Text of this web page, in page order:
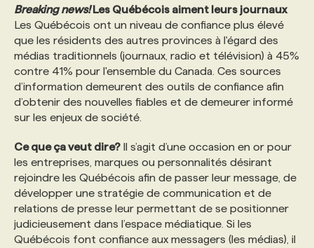
Breaking news!Les Québécois aiment leurs journaux
Les Québécois ont un niveau de confiance plus élevé
que les résidents des autres provinces à l'égard des
médias traditionnels (journaux, radio et télévision) à 45%
contre 41% pour l'ensemble du Canada. Ces sources
d’information demeurent des outils de confiance afin
d’obtenir des nouvelles fiables et de demeurer informé
sur les enjeux de société.
Ce que ça veut dire? Il s’agit d’une occasion en or pour
les entreprises, marques ou personnalités désirant
rejoindre les Québécois afin de passer leur message, de
développer une stratégie de communication et de
relations de presse leur permettant de se positionner
judicieusement dans l’espace médiatique. Si les
Québécois font confiance aux messagers (les médias), il